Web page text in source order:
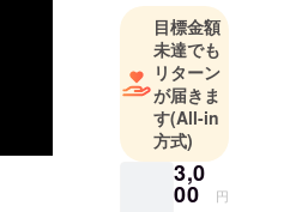
目標金額
未達でも
リターン
が届きま
す(All-in
方式)
3,0
00 円